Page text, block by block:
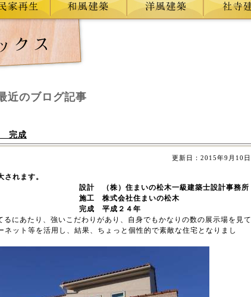
近のブログ記事
完成
更新日：2015年9月10日
れます。
設計 （株）住まいの松木一級建築士設計事務所
会社住まいの松木
成２４年
にあたり、強いこだわりがあり、自身でもかなりの数の展示場を見て
ネット等を活用し、結果、ちょっと個性的で素敵な住宅となりまし